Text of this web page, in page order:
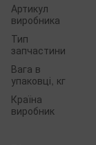
Артикул
виробника
Тип
запчастини
Вага в
упаковці, кг
Країна
виробник